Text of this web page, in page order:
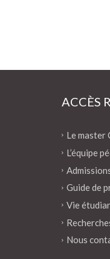
ACCÈS
Le master
L’équipe
Guide de
Vie
Nous